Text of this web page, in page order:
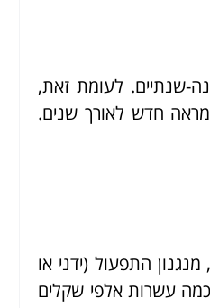
שנתיים. לעומת זאת,
מראה חדש לאורך שנים.
התפעול (ידני או
עשרות אלפי שקלים